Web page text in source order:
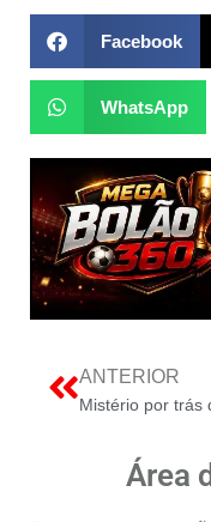
Facebook
WhatsApp
ANTERIOR
Área